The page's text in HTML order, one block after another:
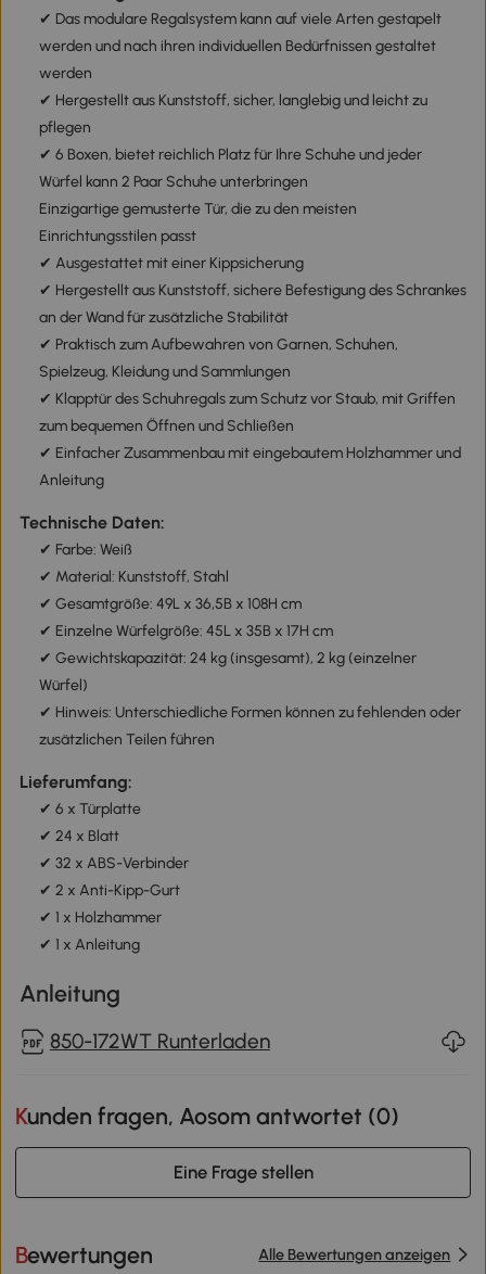
✔ Das modulare Regalsystem kann auf viele Arten gestapelt
werden und nach ihren individuellen Bedürfnissen gestaltet
werden
✔ Hergestellt aus Kunststoff, sicher, langlebig und leicht zu
pflegen
✔ 6 Boxen, bietet reichlich Platz für Ihre Schuhe und jeder
Würfel kann 2 Paar Schuhe unterbringen
Einzigartige gemusterte Tür, die zu den meisten
Einrichtungsstilen passt
✔ Ausgestattet mit einer Kippsicherung
✔ Hergestellt aus Kunststoff, sichere Befestigung des Schrankes
an der Wand für zusätzliche Stabilität
✔ Praktisch zum Aufbewahren von Garnen, Schuhen,
Spielzeug, Kleidung und Sammlungen
✔ Klapptür des Schuhregals zum Schutz vor Staub, mit Griffen
zum bequemen Öffnen und Schließen
✔ Einfacher Zusammenbau mit eingebautem Holzhammer und
Anleitung
Technische Daten:
✔ Farbe: Weiß
✔ Material: Kunststoff, Stahl
✔ Gesamtgröße: 49L x 36,5B x 108H cm
✔ Einzelne Würfelgröße: 45L x 35B x 17H cm
✔ Gewichtskapazität: 24 kg (insgesamt), 2 kg (einzelner
Würfel)
✔ Hinweis: Unterschiedliche Formen können zu fehlenden oder
zusätzlichen Teilen führen
Lieferumfang:
✔ 6 x Türplatte
✔ 24 x Blatt
✔ 32 x ABS-Verbinder
✔ 2 x Anti-Kipp-Gurt
✔ 1 x Holzhammer
✔ 1 x Anleitung
Anleitung
850-172WT Runterladen
Kunden fragen, Aosom antwortet (0)
Eine Frage stellen
Bewertungen Alle Bewertungen anzeigen